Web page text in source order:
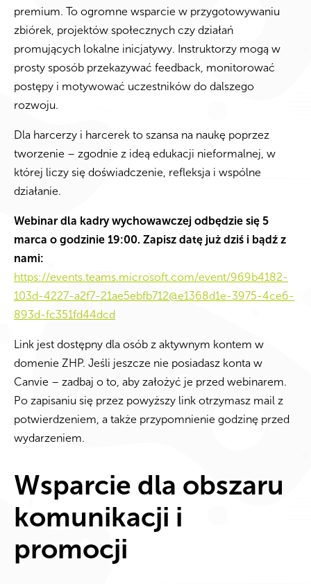
premium. To ogromne wsparcie w przygotowywaniu
zbiórek, projektów społecznych czy działań
promujących lokalne inicjatywy. Instruktorzy mogą w
prosty sposób przekazywać feedback, monitorować
postępy i motywować uczestników do dalszego
rozwoju.
Dla harcerzy i harcerek to szansa na naukę poprzez
tworzenie – zgodnie z ideą edukacji nieformalnej, w
której liczy się doświadczenie, refleksja i wspólne
działanie.
Webinar dla kadry wychowawczej odbędzie się 5
marca o godzinie 19:00. Zapisz datę już dziś i bądź z
nami:
https://events.teams.microsoft.com/event/969b4182-
103d-4227-a2f7-21ae5ebfb712@e1368d1e-3975-4ce6-
893d-fc351fd44dcd
Link jest dostępny dla osób z aktywnym kontem w
domenie ZHP. Jeśli jeszcze nie posiadasz konta w
Canvie – zadbaj o to, aby założyć je przed webinarem.
Po zapisaniu się przez powyższy link otrzymasz mail z
potwierdzeniem, a także przypomnienie godzinę przed
wydarzeniem.
Wsparcie dla obszaru
komunikacji i
promocji